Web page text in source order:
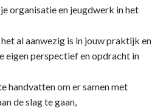
organisatie en jeugdwerk in het
al aanwezig is in jouw praktijk en
eigen perspectief en opdracht in
handvatten om er samen met
de slag te gaan,